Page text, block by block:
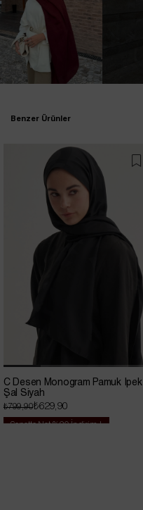
Benzer Ürünler
C Desen Monogram Pamuk İpek
Şal Siyah
₺629,90
₺799,90
Sepette Net %20 İndirim !